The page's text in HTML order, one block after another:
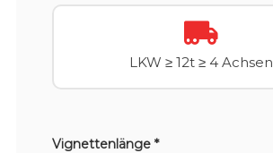
LKW ≥ 12t ≥ 4 Achsen
Vignettenlänge *